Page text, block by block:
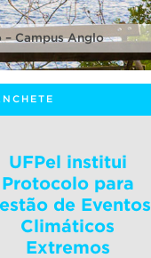
– Campus Anglo
UFPel institui
Protocolo para
de Eventos
Climáticos
Extremos